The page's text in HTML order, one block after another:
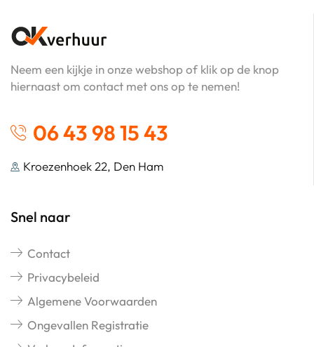
Neem een kijkje in onze webshop of klik op de knop
hiernaast om contact met ons op te nemen!
06 43 98 15 43
Kroezenhoek 22, Den Ham
Snel naar
Contact
Privacybeleid
Algemene Voorwaarden
Ongevallen Registratie